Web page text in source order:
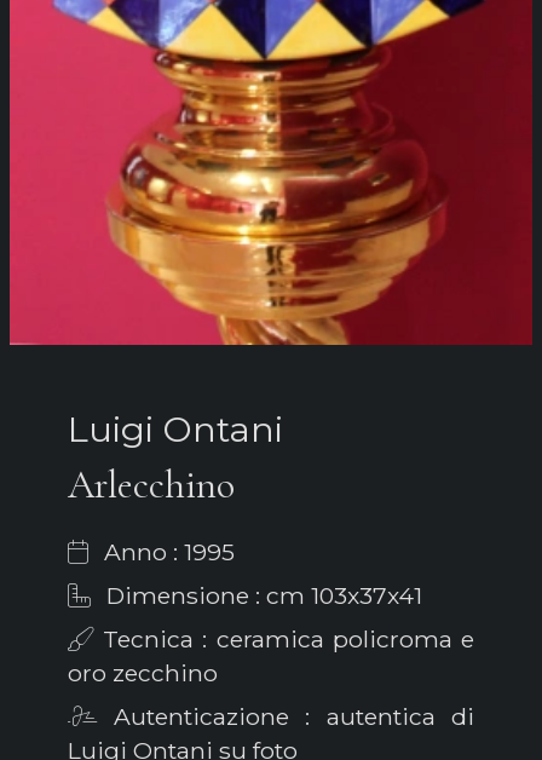
Luigi Ontani
Arlecchino
Anno : 1995
Dimensione : cm 103x37x41
Tecnica : ceramica policroma e
oro zecchino
Autenticazione : autentica di
Luigi Ontani su foto